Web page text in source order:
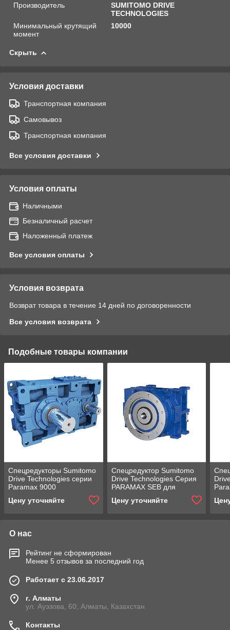
Производитель
SUMITOMO DRIVE
TECHNOLOGIES
Минимальный крутящий
момент
10000
Скрыть
Условия доставки
Транспортная компания
Самовывоз
Транспортная компания
Все условия доставки
Условия оплаты
Наличными
Безналичный расчет
Наложенный платеж
Все условия оплаты
Условия возврата
Возврат товара в течение 14 дней по договоренности
Все условия возврата
Подобные товары компании
Спецредукторы Sumitomo
Drive Technologies серии
Paramax 9000
Цену уточняйте
Спецредуктор Sumitomo
Drive Technologies Серия
PARAMAX SEB для
Цену уточняйте
О нас
Рейтинг не сформирован
Менее 5 отзывов за последний год
Работает с 23.06.2017
г. Алматы
ул. Ауэзова, 60, Алматы, Казахстан
Контакты